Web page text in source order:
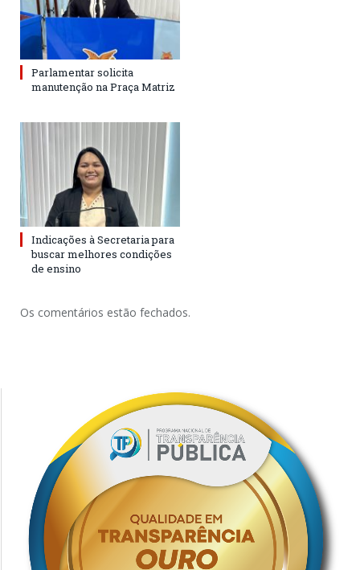
Parlamentar solicita
manutenção na Praça Matriz
Indicações à Secretaria para
buscar melhores condições
de ensino
Os comentários estão fechados.